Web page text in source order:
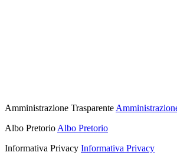
Amministrazione Trasparente
Albo Pretorio Albo Pretorio
Informativa Privacy Informativa Privacy